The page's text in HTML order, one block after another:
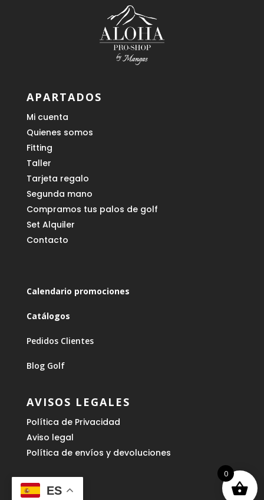
APARTADOS
Mi cuenta
Quienes somos
Fitting
Taller
Tarjeta regalo
Segunda mano
Compramos tus palos de golf
Set Alquiler
Contacto
Calendario promociones
Catálogos
Pedidos Clientes
Blog Golf
AVISOS LEGALES
Política de Privacidad
Aviso legal
Política de envíos y devoluciones
ES
0